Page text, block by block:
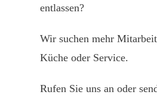
entlassen?
Wir suchen mehr
Küche oder Service.
Rufen Sie uns an oder